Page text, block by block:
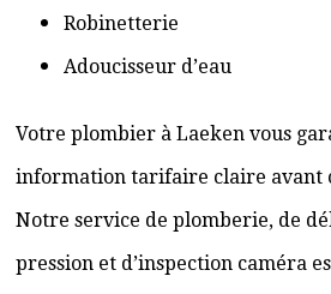
Robinetterie
Adoucisseur d’eau
Votre plombier à Laeken vous
information tarifaire claire avant
Notre service de plomberie, de
pression et d’inspection caméra